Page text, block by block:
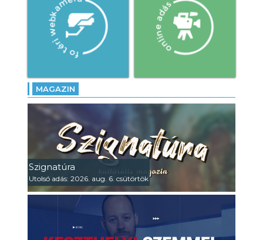
MAGAZIN
Szignatúra
Utolsó adás: 2026. aug. 6. csütörtök